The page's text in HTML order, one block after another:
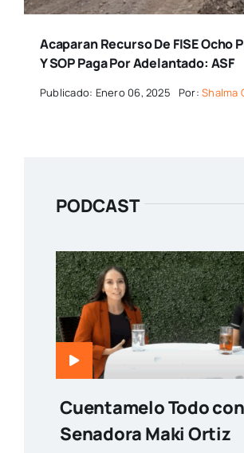
Acaparan Recurso De FISE Ocho
Y SOP Paga Por Adelantado: ASF
Publicado: Enero 06, 2025 Por:Shalma
PODCAST
Cuentamelo Todo
Senadora Maki Ortiz